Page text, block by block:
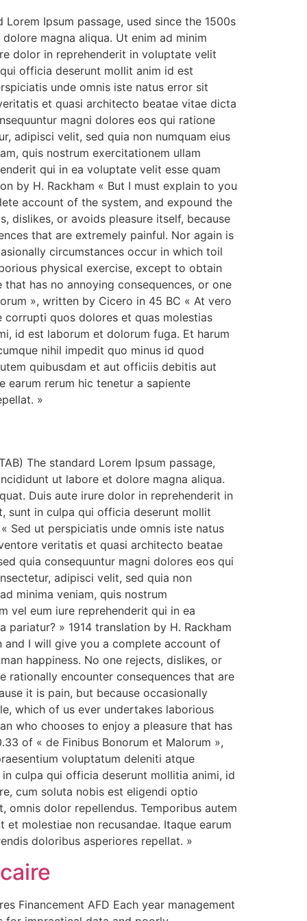
Ipsum passage, used since the 1500s
magna aliqua. Ut enim ad minim
dolor in reprehenderit in voluptate velit
officia deserunt mollit anim id est
unde omnis iste natus error sit
et quasi architecto beatae vitae dicta
magni dolores eos qui ratione
adipisci velit, sed quia non numquam eius
quis nostrum exercitationem ullam
qui in ea voluptate velit esse quam
by H. Rackham « But I must explain to you
account of the system, and expound the
dislikes, or avoids pleasure itself, because
that are extremely painful. Nor again is
circumstances occur in which toil
physical exercise, except to obtain
has no annoying consequences, or one
», written by Cicero in 45 BC « At vero
quos dolores et quas molestias
id est laborum et dolorum fuga. Et harum
nihil impedit quo minus id quod
quibusdam et aut officiis debitis aut
earum rerum hic tenetur a sapiente
»
The standard Lorem Ipsum passage,
ut labore et dolore magna aliqua.
Duis aute irure dolor in reprehenderit in
sunt in culpa qui officia deserunt mollit
Sed ut perspiciatis unde omnis iste natus
veritatis et quasi architecto beatae
quia consequuntur magni dolores eos qui
adipisci velit, sed quia non
minima veniam, quis nostrum
vel eum iure reprehenderit qui in ea
» 1914 translation by H. Rackham
and I will give you a complete account of
happiness. No one rejects, dislikes, or
rationally encounter consequences that are
it is pain, but because occasionally
which of us ever undertakes laborious
who chooses to enjoy a pleasure that has
of « de Finibus Bonorum et Malorum »,
voluptatum deleniti atque
culpa qui officia deserunt mollitia animi, id
cum soluta nobis est eligendi optio
omnis dolor repellendus. Temporibus autem
molestiae non recusandae. Itaque earum
doloribus asperiores repellat. »
Financement AFD Each year management